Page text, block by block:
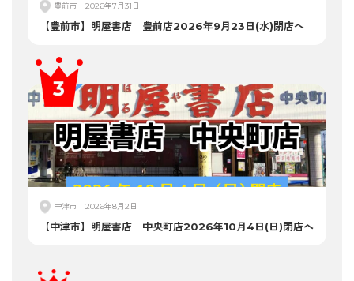
豊前市 2026年7月31日
【豊前市】明屋書店 豊前店2026年9月23日(水)閉店へ
中津市 2026年8月2日
【中津市】明屋書店 中央町店2026年10月4日(日)閉店へ